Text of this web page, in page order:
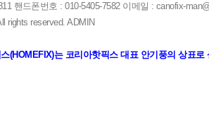
핸드폰번호 : 010-5405-7582 이메일 : canofix-
rights reserved.ADMIN
(HOMEFIX)는 코리아핫픽스 대표 안기풍의 상표